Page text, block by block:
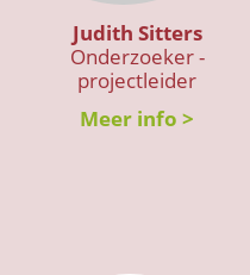
Judith Sitters
Onderzoeker -
projectleider
Meer info >